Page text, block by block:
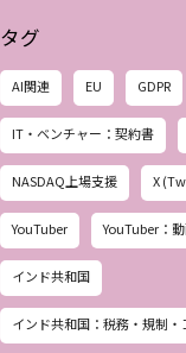
タグ
AI関連 EU GDPR
IT・ベンチャー：契約書
NASDAQ上場支援 X
YouTuber YouTuber：
インド共和国
インド共和国：税務・規制